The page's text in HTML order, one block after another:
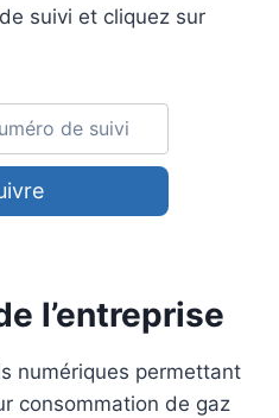
suivi et cliquez sur
l’entreprise
numériques permettant
consommation de gaz